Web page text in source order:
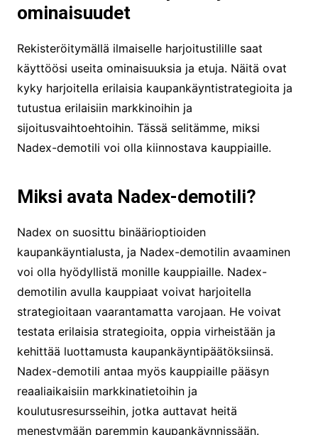
ominaisuudet
Rekisteröitymällä ilmaiselle harjoitustilille saat
käyttöösi useita ominaisuuksia ja etuja. Näitä ovat
kyky harjoitella erilaisia kaupankäyntistrategioita ja
tutustua erilaisiin markkinoihin ja
sijoitusvaihtoehtoihin. Tässä selitämme, miksi
Nadex-demotili voi olla kiinnostava kauppiaille.
Miksi avata Nadex-demotili?
Nadex on suosittu binäärioptioiden
kaupankäyntialusta, ja Nadex-demotilin avaaminen
voi olla hyödyllistä monille kauppiaille. Nadex-
demotilin avulla kauppiaat voivat harjoitella
strategioitaan vaarantamatta varojaan. He voivat
testata erilaisia strategioita, oppia virheistään ja
kehittää luottamusta kaupankäyntipäätöksiinsä.
Nadex-demotili antaa myös kauppiaille pääsyn
reaaliaikaisiin markkinatietoihin ja
koulutusresursseihin, jotka auttavat heitä
menestymään paremmin kaupankäynnissään.